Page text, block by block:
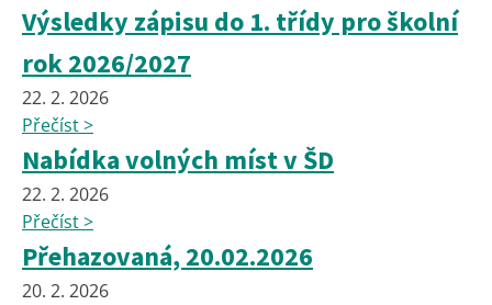
Výsledky zápisu do 1. třídy pro školní
rok 2026/2027
22. 2. 2026
Přečíst >
Nabídka volných míst v ŠD
22. 2. 2026
Přečíst >
Přehazovaná, 20.02.2026
20. 2. 2026